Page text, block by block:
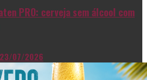
PRO: cerveja sem álcool com
23/07/2026